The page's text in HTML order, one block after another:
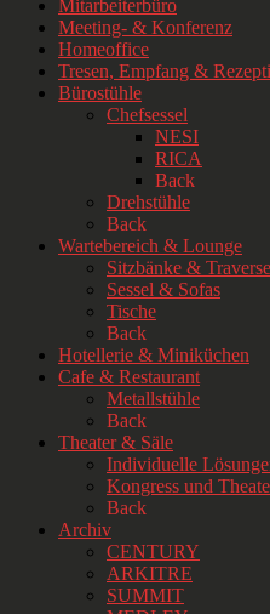
Mitarbeiterbüro
Meeting- & Konferenz
Homeoffice
Tresen, Empfang &
Bürostühle
Chefsessel
NESI
RICA
Back
Drehstühle
Back
Wartebereich & Lounge
Sitzbänke &
Sessel & Sofas
Tische
Back
Hotellerie & Miniküchen
Cafe & Restaurant
Metallstühle
Back
Theater & Säle
Individuelle
Kongress und
Back
Archiv
CENTURY
ARKITRE
SUMMIT